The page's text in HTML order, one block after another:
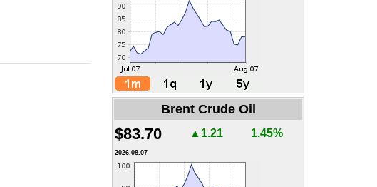
Brent Crude Oil
$83.70 ▲1.21 1.45%
2026.08.07